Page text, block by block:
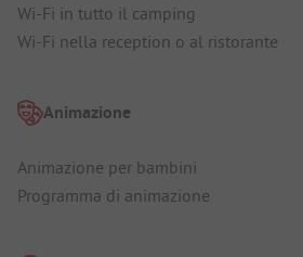
Wi-Fi in tutto il camping
Wi-Fi nella reception o al ristorante
Animazione
Animazione per bambini
Programma di animazione